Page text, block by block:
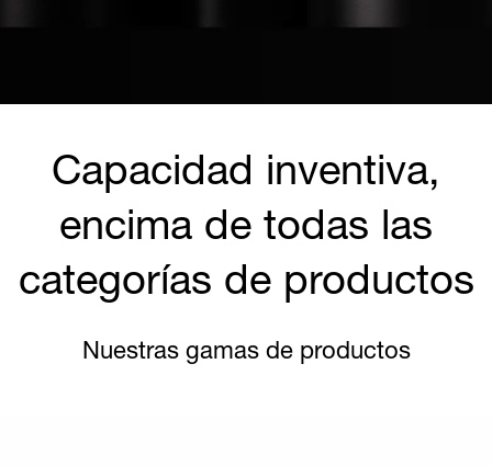
Capacidad inventiva,
encima de todas las
categorías de productos
Nuestras gamas de productos